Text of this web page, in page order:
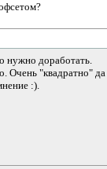
нужно доработать.
Очень "квадратно"
:).